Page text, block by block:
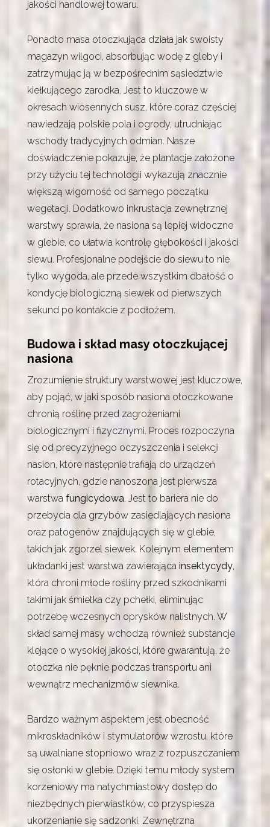
jakości handlowej towaru.
Ponadto masa otoczkująca działa jak swoisty
magazyn wilgoci, absorbując wodę z gleby i
zatrzymując ją w bezpośrednim sąsiedztwie
kiełkującego zarodka. Jest to kluczowe w
okresach wiosennych susz, które coraz częściej
nawiedzają polskie pola i ogrody, utrudniając
wschody tradycyjnych odmian. Nasze
doświadczenie pokazuje, że plantacje założone
przy użyciu tej technologii wykazują znacznie
większą wigorność od samego początku
wegetacji. Dodatkowo inkrustacja zewnętrznej
warstwy sprawia, że nasiona są lepiej widoczne
w glebie, co ułatwia kontrolę głębokości i jakości
siewu. Profesjonalne podejście do siewu to nie
tylko wygoda, ale przede wszystkim dbałość o
kondycję biologiczną siewek od pierwszych
sekund po kontakcie z podłożem.
Budowa i skład masy otoczkującej
nasiona
Zrozumienie struktury warstwowej jest kluczowe,
aby pojąć, w jaki sposób nasiona otoczkowane
chronią roślinę przed zagrożeniami
biologicznymi i fizycznymi. Proces rozpoczyna
się od precyzyjnego oczyszczenia i selekcji
nasion, które następnie trafiają do urządzeń
rotacyjnych, gdzie nanoszona jest pierwsza
warstwa fungicydowa. Jest to bariera nie do
przebycia dla grzybów zasiedlających nasiona
oraz patogenów znajdujących się w glebie,
takich jak zgorzel siewek. Kolejnym elementem
układanki jest warstwa zawierająca insektycydy,
która chroni młode rośliny przed szkodnikami
takimi jak śmietka czy pchełki, eliminując
potrzebę wczesnych oprysków nalistnych. W
skład samej masy wchodzą również substancje
klejące o wysokiej jakości, które gwarantują, że
otoczka nie pęknie podczas transportu ani
wewnątrz mechanizmów siewnika.
Bardzo ważnym aspektem jest obecność
mikroskładników i stymulatorów wzrostu, które
są uwalniane stopniowo wraz z rozpuszczaniem
się osłonki w glebie. Dzięki temu młody system
korzeniowy ma natychmiastowy dostęp do
niezbędnych pierwiastków, co przyspiesza
ukorzenianie się sadzonki. Zewnętrzna